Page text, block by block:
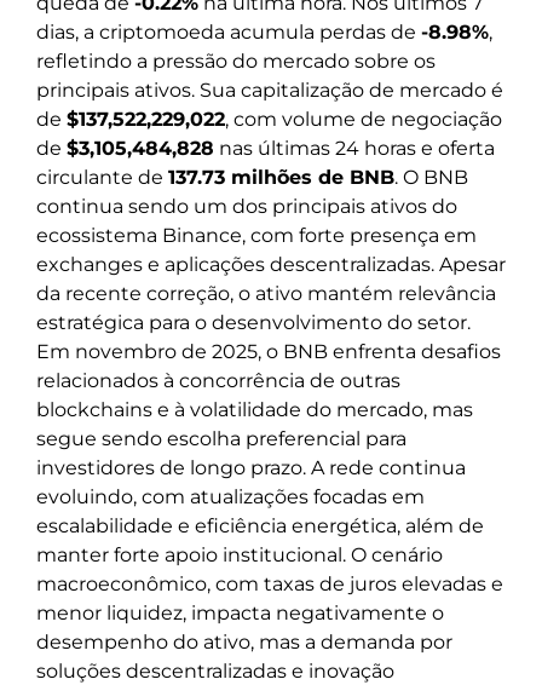
dias, a criptomoeda acumula perdas de -8.98%,
refletindo a pressão do mercado sobre os
principais ativos. Sua capitalização de mercado é
de $137,522,229,022, com volume de negociação
de $3,105,484,828 nas últimas 24 horas e oferta
circulante de 137.73 milhões de BNB. O BNB
continua sendo um dos principais ativos do
ecossistema Binance, com forte presença em
exchanges e aplicações descentralizadas. Apesar
da recente correção, o ativo mantém relevância
estratégica para o desenvolvimento do setor.
Em novembro de 2025, o BNB enfrenta desafios
relacionados à concorrência de outras
blockchains e à volatilidade do mercado, mas
segue sendo escolha preferencial para
investidores de longo prazo. A rede continua
evoluindo, com atualizações focadas em
escalabilidade e eficiência energética, além de
manter forte apoio institucional. O cenário
macroeconômico, com taxas de juros elevadas e
menor liquidez, impacta negativamente o
desempenho do ativo, mas a demanda por
soluções descentralizadas e inovação